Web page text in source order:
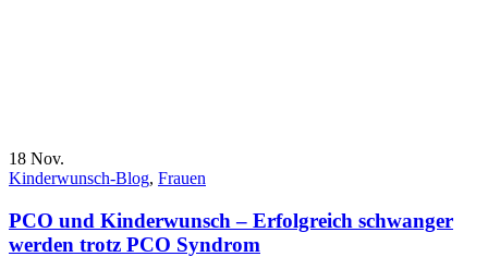
18 Nov.
Kinderwunsch-Blog, Frauen
PCO und Kinderwunsch – Erfolgreich schwanger
werden trotz PCO Syndrom